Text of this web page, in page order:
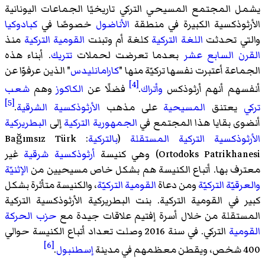
يشمل المجتمع المسيحي التركي تاريخيًا الجماعات اليونانية
الأرثوذكسية الكبيرة في منطقة الأناضول خصوصًا في كبادوكيا
والتي تحدثت اللغة التركية كلغة أم وتبنت القومية التركية منذ
القرن السابع عشر بعدما تعرضت لحملاتتتريك. أبناء هذه
الجماعة أعتبرت نفسها تركيّة منها "كارامانليدس" الذين عرفوّا عن
أنفسهم أنهم أرثوذكس وأتراك.
[4] فضلًا عن الكاكوزوهم شعب
تركي يعتنق المسيحية على مذهب الأرثوذكسية الشرقية.
[5]
أنضوى بقايا هذا المجتمع في الجمهورية التركيةإلى البطريركية
الأرثوذكسية التركية المستقلة (بالتركية
: Bağımsız Türk
Ortodoks Patrikhanesi) وهي كنيسة
أرثوذكسية شرقية غير
معترف بها. أتباع الكنيسة هم بشكل خاص مسيحيين من الإثنيّة
والعرقيّة التركيّةومن دعاةالقومية التركيّة، والكنيسة متأثرة بشكل
كبير في القومية التركية. بنت البطريركية الأرثوذكسية التركية
المستقلة من خلال أسرة إفتيم علاقات جيدة مع حزب الحركة
القومية
التركي. في سنة 2016 وصلت تعداد أتباع الكنيسة حوالي
400 شخص، ويقطن معظمهم في مدينة
إسطنبول.
[6]